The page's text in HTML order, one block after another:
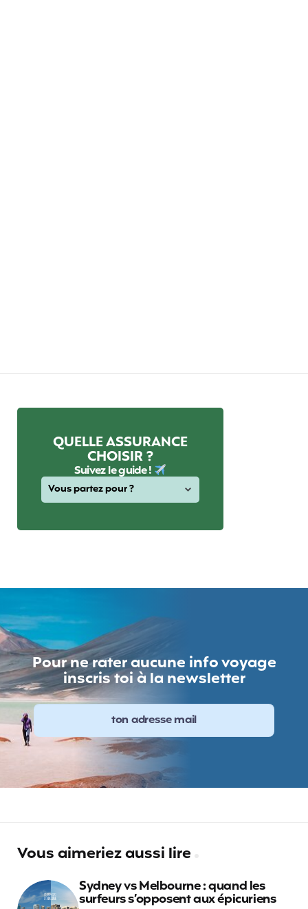
QUELLE ASSURANCE
CHOISIR ?
Suivez le guide !
Pour ne rater aucune info voyage
inscris toi à la newsletter
Vous aimeriez aussi lire
Sydney vs Melbourne : quand les
surfeurs s’opposent aux épicuriens